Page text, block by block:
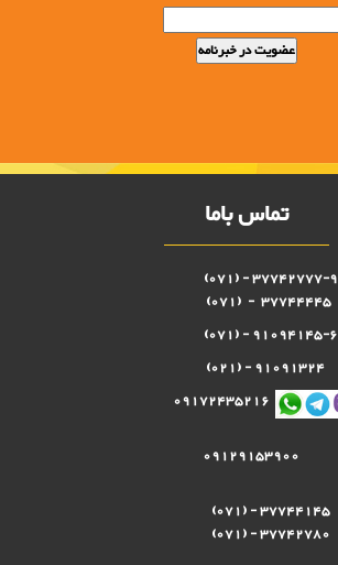
تماس باما
37742777-9 - (071)
91094145-6 - (071)
09172435216
37744145 - (071)
37742780 - (071)